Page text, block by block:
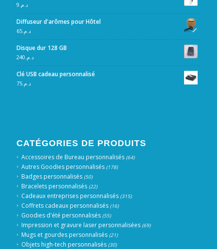
د.م. 9
Diffuseur d'arômes pour Hôtel
د.م.65
Disque dur 128 GB
د.م. 240
Clé USB cadeau personnalisé
د.م.75
CATÉGORIES DE PRODUITS
Accessoires de Bureau personnalisés (64)
Autres Goodies personnalisés (178)
Badges personnalisés (50)
Bracelets personnalisés (22)
Cadeaux entreprises personnalisés (315)
Coffrets cadeaux personnalisés (16)
Goodies d'été personnalisés (55)
Impression et gravure laser personnalisées (69)
Mugs et gourdes personnalisés (21)
Objets high-tech personnalisés (30)